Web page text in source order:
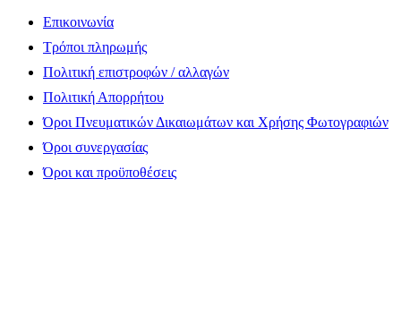
Επικοινωνία
Τρόποι πληρωμής
Πολιτική επιστροφών / αλλαγών
Πολιτική Απορρήτου
Όροι Πνευματικών Δικαιωμάτων και Χρήσης Φωτογραφιών
Όροι συνεργασίας
Όροι και προϋποθέσεις